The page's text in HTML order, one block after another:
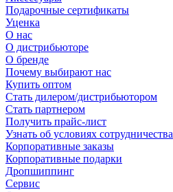
Подарочные сертификаты
Уценка
О нас
О дистрибьюторе
О бренде
Почему выбирают нас
Купить оптом
Стать дилером/дистрибьютором
Стать партнером
Получить прайс-лист
Узнать об условиях сотрудничества
Корпоративные заказы
Корпоративные подарки
Дропшиппинг
Сервис